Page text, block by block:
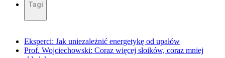
Tagi
Eksperci: Jak uniezależnić energetykę od upałów
Prof. Wojciechowski: Coraz więcej słoików, coraz mniej